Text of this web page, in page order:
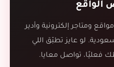
الواقع
ومتاجر إلكترونية وأدير
لو عايز تطبّق اللي
فعليًا، تواصل معايا.